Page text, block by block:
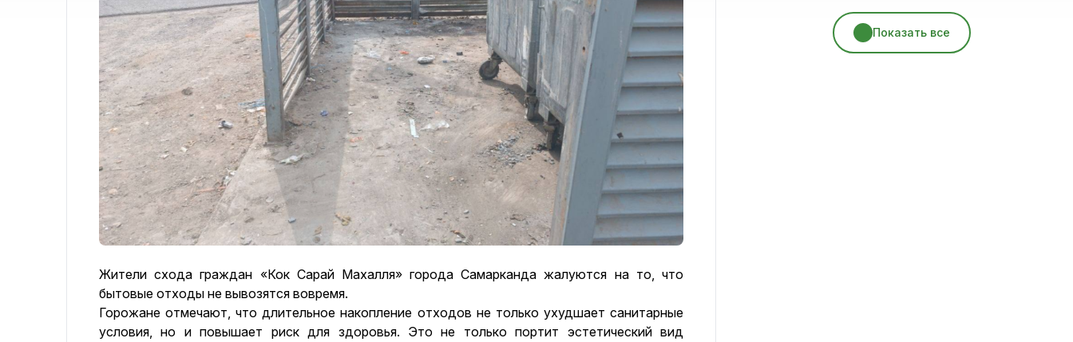
Жители схода граждан «Кок Сарай Махалля» города Самарканда жалуются на то, что
бытовые отходы не вывозятся вовремя.
Горожане отмечают, что длительное накопление отходов не только ухудшает санитарные
условия, но и повышает риск для здоровья. Это не только портит эстетический вид
Показать все